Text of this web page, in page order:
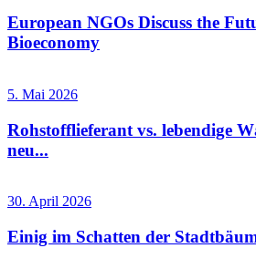
European NGOs Discuss the
Bioeconomy
5. Mai 2026
Rohstofflieferant vs. lebendige
neu...
30. April 2026
Einig im Schatten der